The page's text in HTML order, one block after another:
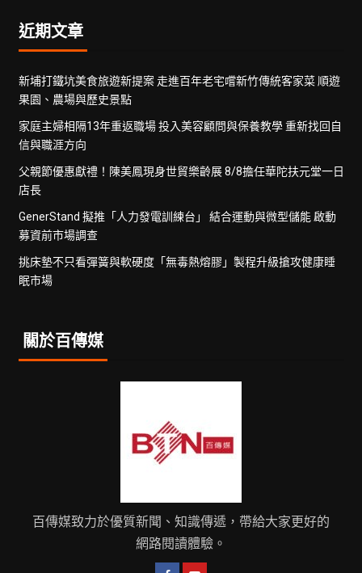
近期文章
新埔打鐵坑美食旅遊新提案 走進百年老宅嚐新竹傳統客家菜 順遊
果園、農場與歷史景點
家庭主婦相隔13年重返職場 投入美容顧問與保養教學 重新找回自
信與職涯方向
父親節優惠獻禮！陳美鳳現身世貿樂齡展 8/8擔任華陀扶元堂一日
店長
GenerStand 擬推「人力發電訓練台」 結合運動與微型儲能 啟動
募資前市場調查
挑床墊不只看彈簧與軟硬度「無毒熱熔膠」製程升級搶攻健康睡
眠市場
關於百傳媒
百傳媒致力於優質新聞、知識傳遞，帶給大家更好的
網路閱讀體驗。